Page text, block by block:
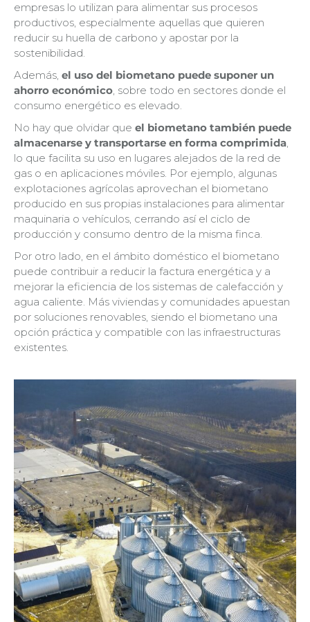
empresas lo utilizan para alimentar sus procesos
productivos, especialmente aquellas que quieren
reducir su huella de carbono y apostar por la
sostenibilidad.
Además, el uso del biometano puede suponer un
ahorro económico, sobre todo en sectores donde el
consumo energético es elevado.
No hay que olvidar que el biometano también puede
almacenarse y transportarse en forma comprimida,
lo que facilita su uso en lugares alejados de la red de
gas o en aplicaciones móviles. Por ejemplo, algunas
explotaciones agrícolas aprovechan el biometano
producido en sus propias instalaciones para alimentar
maquinaria o vehículos, cerrando así el ciclo de
producción y consumo dentro de la misma finca.
Por otro lado, en el ámbito doméstico el biometano
puede contribuir a reducir la factura energética y a
mejorar la eficiencia de los sistemas de calefacción y
agua caliente. Más viviendas y comunidades apuestan
por soluciones renovables, siendo el biometano una
opción práctica y compatible con las infraestructuras
existentes.